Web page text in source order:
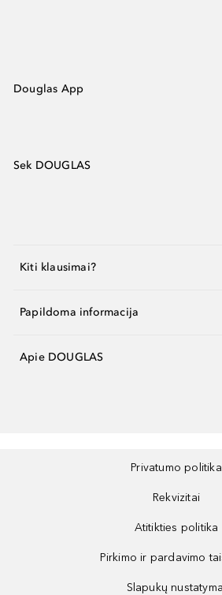
Douglas App
Sek DOUGLAS
Kiti klausimai?
Papildoma informacija
Apie DOUGLAS
Privatumo politika
Rekvizitai
Atitikties politika
Pirkimo ir pardavimo
Slapukų